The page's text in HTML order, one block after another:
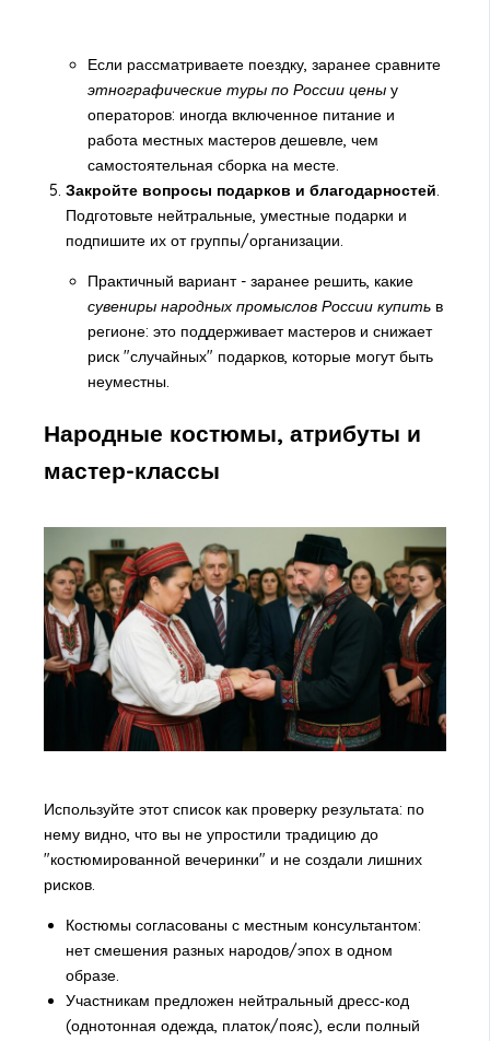
Если рассматриваете поездку, заранее сравните
этнографические туры по России ценыу
операторов: иногда включенное питание и
работа местных мастеров дешевле, чем
самостоятельная сборка на месте.
Закройте вопросы подарков и благодарностей.
Подготовьте нейтральные, уместные подарки и
подпишите их от группы/организации.
Практичный вариант - заранее решить, какие
сувениры народных промыслов России купитьв
регионе: это поддерживает мастеров и снижает
риск "случайных" подарков, которые могут быть
неуместны.
Народные костюмы, атрибуты и
мастер-классы
Используйте этот список как проверку результата: по
нему видно, что вы не упростили традицию до
"костюмированной вечеринки" и не создали лишних
рисков.
Костюмы согласованы с местным консультантом:
нет смешения разных народов/эпох в одном
образе.
Участникам предложен нейтральный дресс‑код
(однотонная одежда, платок/пояс), если полный